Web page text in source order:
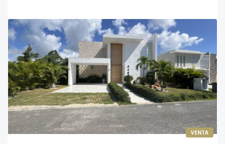
VENTA